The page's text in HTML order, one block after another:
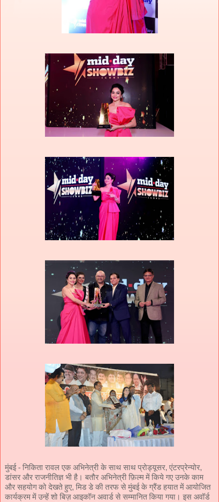
मुंबई - निकिता रावल एक अभिनेत्री के साथ साथ प्रोड्यूसर, एंटरप्रेन्योर,
डांसर और राजनीतिज्ञ भी है। बतौर अभिनेत्री फ़िल्म में किये गए उनके काम
और सहयोग को देखते हुए, मिड डे की तरफ से मुंबई के ग्रैंड हयात में आयोजित
कार्यक्रम में उन्हें शो बिज़ आइकॉन अवार्ड से सम्मानित किया गया। इस अवॉर्ड